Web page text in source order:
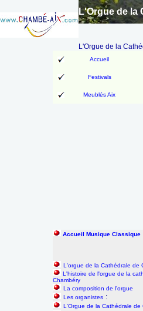
L'Orgue de la
L'Orgue de la
Accueil
Festivals
Meublés Aix
Accueil Musique Classique
L'orgue de la Cathédrale de
L'histoire de l'orgue de la
Chambéry
La composition de l'orgue
Les organistes :
L'Orgue de la Cathédrale de